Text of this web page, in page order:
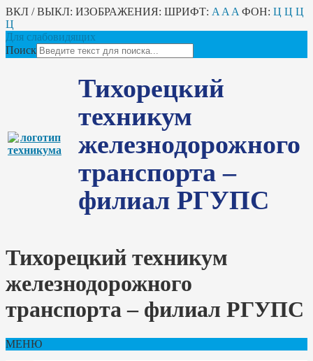
ВКЛ / ВЫКЛ: ИЗОБРАЖЕНИЯ: ШРИФТ: A A A ФОН: Ц Ц Ц
Ц
Для слабовидящих
Поиск
Тихорецкий
техникум
железнодорожного
транспорта –
филиал РГУПС
Тихорецкий техникум
железнодорожного
транспорта – филиал РГУПС
МЕНЮ